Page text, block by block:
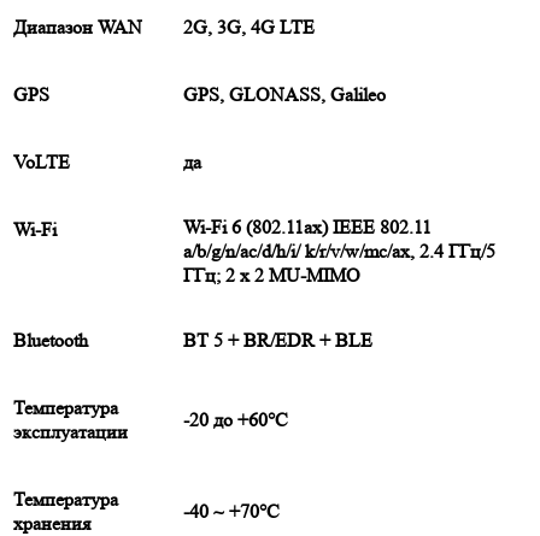
Диапазон WAN 2G, 3G, 4G LTE
GPS GPS, GLONASS, Galileo
VoLTE да
Wi-Fi
Wi-Fi 6 (802.11ax) IEEE 802.11
a/b/g/n/ac/d/h/i/ k/r/v/w/mc/ax, 2.4 ГГц/5
ГГц; 2 x 2 MU-MIMO
Bluetooth ВТ 5 + BR/EDR + BLE
Температура
эксплуатации
-20 до +60°C
Температура
хранения
-40 ~ +70°C